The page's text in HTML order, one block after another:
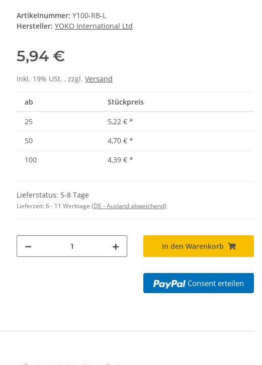
Artikelnummer: Y100-RB-L
Hersteller: YOKO International Ltd
5,94 €
inkl. 19% USt. , zzgl. Versand
ab Stückpreis
25 5,22 € *
50
4,70 € *
100
4,39 € *
Lieferstatus: 5-8 Tage
Lieferzeit:6 - 11 Werktage (DE - Ausland abweichend)
In den Warenkorb
Consent erteilen
vielen Taschen S-3XL
Wunschnamen
7,99 € - 14,99 €